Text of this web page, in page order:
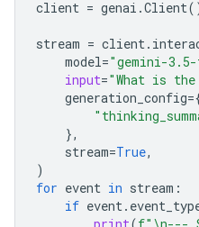
client = genai .Client
stream = client.
model="gemini-
input="What is the
generation_config=
},
stream=True,
)
for event in stream :
if event.